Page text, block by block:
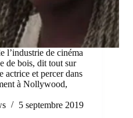
l’industrie de cinéma
de bois, dit tout sur
actrice et percer dans
à Nollywood,
5 septembre 2019